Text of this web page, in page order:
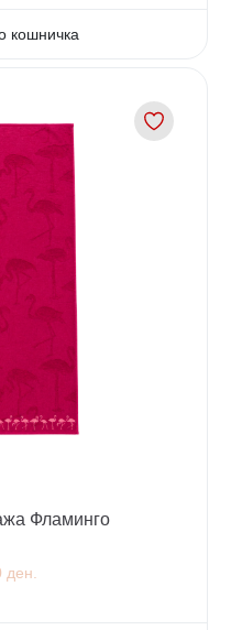
кошничка
Фламинго
ден.